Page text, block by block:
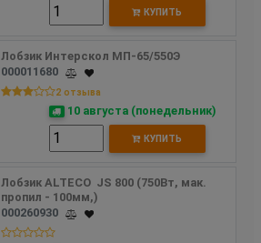
КУПИТЬ
Лобзик Интерскол МП-65/550Э
000011680
2 отзыва
10 августа (понедельник)
КУПИТЬ
Лобзик ALTECO  JS 800 (750Вт, мак.
пропил - 100мм,)
000260930